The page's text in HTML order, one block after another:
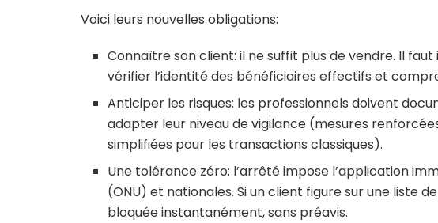
Voici leurs nouvelles obligations:
Connaître son client: il ne suffit plus de vendre. Il
vérifier l’identité des bénéficiaires effectifs et
Anticiper les risques: les professionnels doivent
adapter leur niveau de vigilance (mesures
simplifiées pour les transactions classiques).
Une tolérance zéro: l’arrêté impose l’application
(ONU) et nationales. Si un client figure sur une liste
bloquée instantanément, sans préavis.